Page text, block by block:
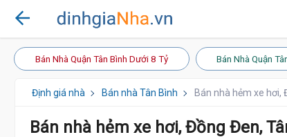
Bán Nhà Quận Tân Bình Dưới 8 Tỷ Bán Nhà Quận
Định giá nhà Bán nhà Tân Bình Bán nhà hẻm xe hơi,
Bán nhà hẻm xe hơi, Đồng Đen,